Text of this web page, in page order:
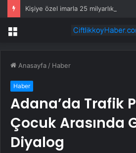
Kişiye özel imarla 25 milyarlık rant
Menü
Anasayfa / Haber
Haber
Adana’da Trafik
Çocuk Arasında
Diyalog